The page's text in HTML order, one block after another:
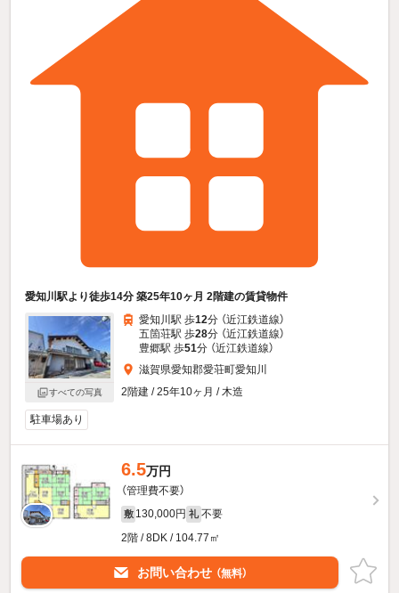
愛知川駅より徒歩14分 築25年10ヶ月 2階建の賃貸物件
すべての写真
愛知川駅 歩12分 （近江鉄道線）
五箇荘駅 歩28分 （近江鉄道線）
豊郷駅 歩51分 （近江鉄道線）
滋賀県愛知郡愛荘町愛知川
2階建 / 25年10ヶ月 / 木造
駐車場あり
6.5万円
（管理費不要）
敷 130,000円 礼 不要
2階 / 8DK / 104.77㎡
お問い合わせ （無料）